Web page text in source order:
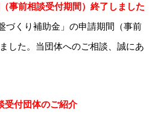
事前相談受付期間）終了しました
づくり補助金」の申請期間（事前
した。当団体へのご相談、誠にあ
受付団体のご紹介